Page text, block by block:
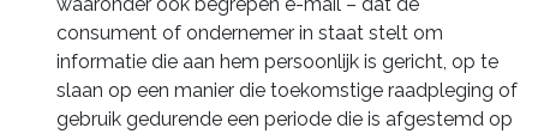
consument of ondernemer in staat stelt om
informatie die aan hem persoonlijk is gericht, op te
slaan op een manier die toekomstige raadpleging of
gebruik gedurende een periode die is afgestemd op